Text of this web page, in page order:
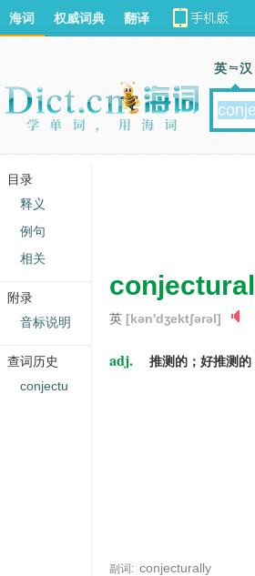
conjectural
英 [kən'dʒektʃərəl]
adj. 推测的；好推测的
副词: conjecturally
海词 权威词典 翻译
英 汉
目录
释义
例句
相关
附录
音标说明
查词历史
conjectu